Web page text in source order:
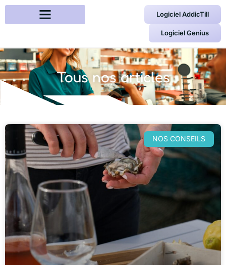
Logiciel AddicTill
Logiciel Genius
Tous nos articles
NOS CONSEILS